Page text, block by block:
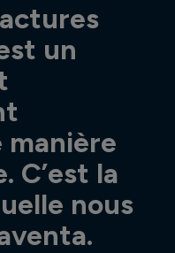
un
C’est la
nous